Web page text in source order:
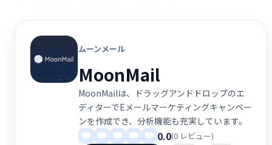
ムーンメール
MoonMail
MoonMailは、ドラッグアンドドロップのエ
ディターでEメールマーケティングキャンペー
ンを作成でき、分析機能も充実しています。
0.0(0 レビュー)